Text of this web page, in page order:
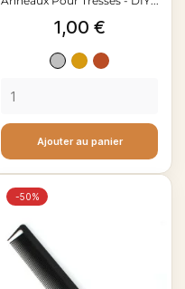
Prix
1,00 €
Argent
DoréCuivre
Ajouter au panier
-50%